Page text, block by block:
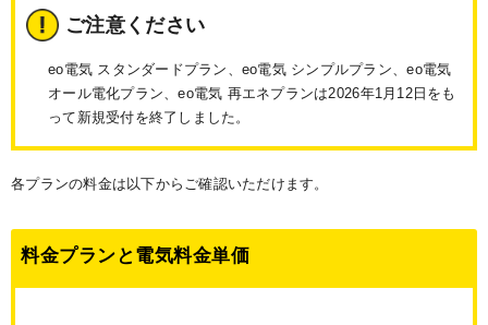
ご注意ください
eo電気 スタンダードプラン、eo電気 シンプルプラン、eo電気
オール電化プラン、eo電気 再エネプランは2026年1月12日をも
って新規受付を終了しました。
各プランの料金は以下からご確認いただけます。
料金プランと電気料金単価